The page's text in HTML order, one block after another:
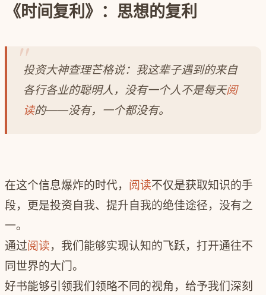
《时间复利》：思想的复利
投资大神查理芒格说：我这辈子遇到的来自
各行各业的聪明人，没有一个人不是每天阅
读的——没有，一个都没有。
在这个信息爆炸的时代， 阅读不仅是获取知识的手
段，更是投资自我、提升自我的绝佳途径，没有之
一。
通过阅读，我们能够实现认知的飞跃，打开通往不
同世界的大门。
好书能够引领我们领略不同的视角，给予我们深刻